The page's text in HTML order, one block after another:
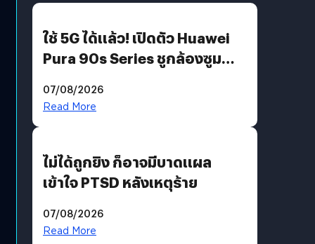
ใช้ 5G ได้แล้ว! เปิดตัว Huawei
Pura 90s Series ชูกล้องซูม
07/08/2026
Read More
ไม่ได้ถูกยิง ก็อาจมีบาดแผล
เข้าใจ PTSD หลังเหตุร้าย
07/08/2026
Read More